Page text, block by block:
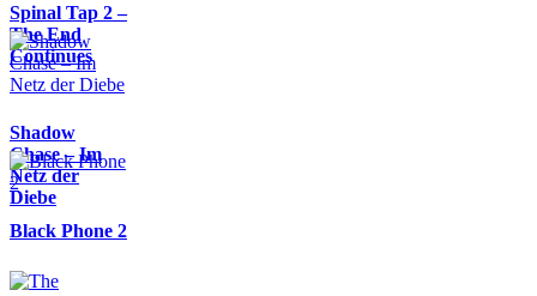
Spinal Tap 2 –
The End
Continues
Shadow
Chase – Im
Netz der
Diebe
Black Phone 2